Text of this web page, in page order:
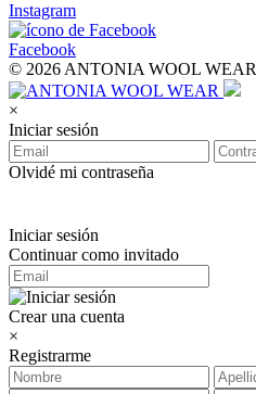
Instagram
Facebook
© 2026 ANTONIA WOOL WEAR
×
Iniciar sesión
Olvidé mi contraseña
Iniciar sesión
Continuar como invitado
Crear una cuenta
×
Registrarme